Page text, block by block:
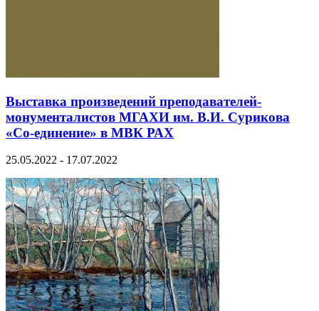
Выставка произведений преподавателей-
монументалистов МГАХИ им. В.И. Сурикова
«Со-единение» в МВК РАХ
25.05.2022 - 17.07.2022